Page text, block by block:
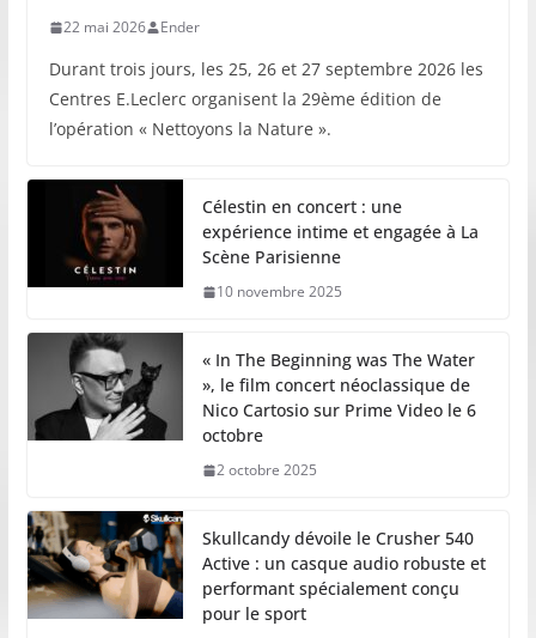
22 mai 2026 Ender
Durant trois jours, les 25, 26 et 27 septembre 2026 les
Centres E.Leclerc organisent la 29ème édition de
l’opération « Nettoyons la Nature ».
Célestin en concert : une
expérience intime et engagée à La
Scène Parisienne
10 novembre 2025
« In The Beginning was The Water
», le film concert néoclassique de
Nico Cartosio sur Prime Video le 6
octobre
2 octobre 2025
Skullcandy dévoile le Crusher 540
Active : un casque audio robuste et
performant spécialement conçu
pour le sport